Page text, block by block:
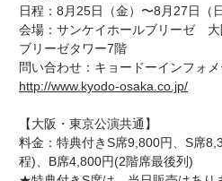
日程：8月25日（金）〜8月27日（
会場：サンケイホールブリーゼ 大
ブリーゼタワー7階
問い合わせ：キョードーインフォ
http://www.kyodo-osaka.co.jp/
【大阪・東京公演共通】
料金：特典付きS席9,800円、S席
程)、B席4,800円(2階席最後列)